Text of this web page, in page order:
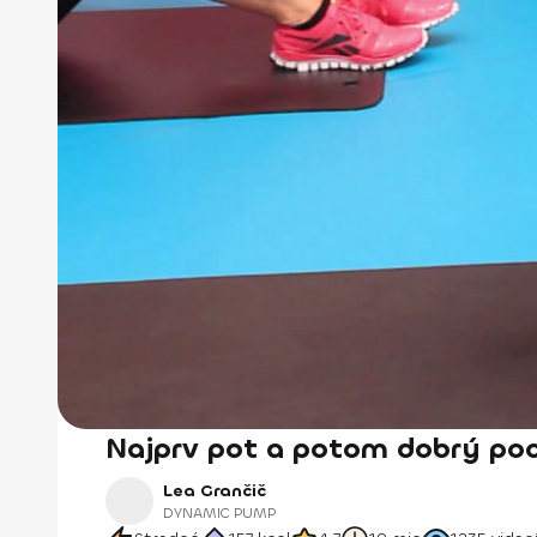
Najprv pot a potom dobrý
Lea Grančič
DYNAMIC PUMP